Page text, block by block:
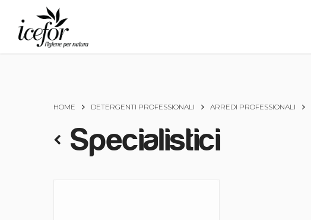
main
content
HOME DETERGENTI PROFESSIONALI ARREDI PROFESSIONALI
Specialistici